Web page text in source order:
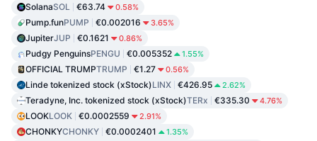
SolanaSOL €63.74 0.58%
Pump.funPUMP €0.002016 3.65%
JupiterJUP €0.1621 0.86%
Pudgy PenguinsPENGU €0.005352 1.55%
OFFICIAL TRUMPTRUMP €1.27 0.56%
Linde tokenized stock (xStock)LINX €426.95 2.62%
Teradyne, Inc. tokenized stock (xStock)TERx €335.30 4.76%
LOOKLOOK €0.0002559 2.91%
CHONKYCHONKY €0.0002401 1.35%